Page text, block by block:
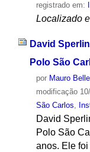
registrado em:
Localizado
David
Polo São
por Mauro
modificação10/
São Carlos,
David
Polo São
anos. Ele